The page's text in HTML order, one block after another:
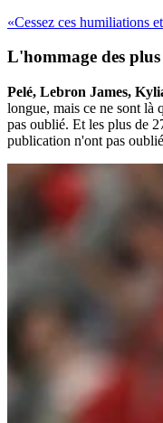
«Cessez ces humiliations
L'hommage des
Pelé, Lebron James,
longue, mais ce ne sont là
pas oublié. Et les plus de
publication n'ont pas